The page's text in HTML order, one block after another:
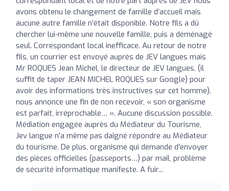
avons obtenu le changement de famille d’accueil mais
aucune autre famille n’était disponible. Notre fils a dû
chercher lui-même une nouvelle famille, puis a déménagé
seul. Correspondant local inefficace. Au retour de notre
fils, un courrier est envoyé auprès de JEV langues mais
Mr ROQUES Jean Michel, le directeur de JEV langues, (il
suffit de taper JEAN MICHEL ROQUES sur Google) pour
avoir des informations très instructives sur cet homme),
nous annonce une fin de non recevoir, « son organisme
est parfait, irréprochable… ». Aucune discussion possible.
Médiation engagée auprès du Médiateur du Tourisme,
Jev langue n'a même pas daigné répondre au Médiateur
du tourisme. De plus, organisme qui demande d’envoyer
des pièces officielles (passeports…) par mail, problème
de sécurité informatique manifeste. A fuir...